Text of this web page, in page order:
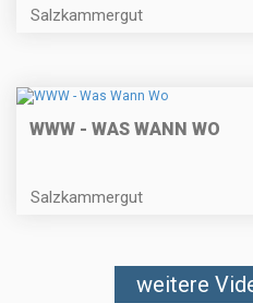
Salzkammergut
WWW - WAS WANN WO
Salzkammergut
weitere